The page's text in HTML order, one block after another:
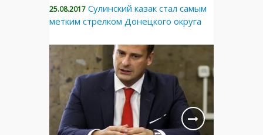
25.08.2017 Сулинский казак стал самым
метким стрелком Донецкого округа